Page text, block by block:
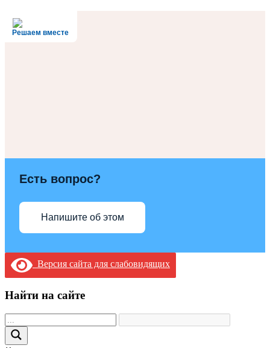
Решаем вместе
Есть вопрос?
Напишите об этом
Версия сайта для слабовидящих
Найти на сайте